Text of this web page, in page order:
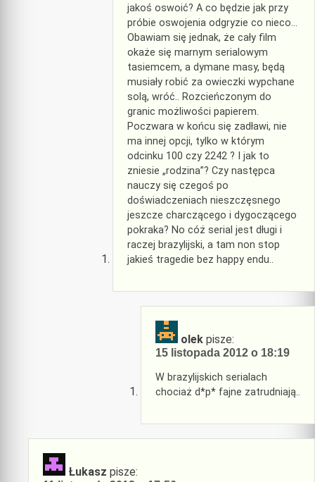
jakoś oswoić? A co będzie jak przy
próbie oswojenia odgryzie co nieco…
Obawiam się jednak, że cały film
okaże się marnym serialowym
tasiemcem, a dymane masy, będą
musiały robić za owieczki wypchane
solą, wróć.. Rozcieńczonym do
granic możliwości papierem.
Poczwara w końcu się zadławi, nie
ma innej opcji, tylko w którym
odcinku 100 czy 2242 ? I jak to
zniesie „rodzina”? Czy następca
nauczy się czegoś po
doświadczeniach nieszczęsnego
jeszcze charczącego i dygoczącego
pokraka? No cóż serial jest długi i
raczej brazylijski, a tam non stop
jakieś tragedie bez happy endu..
olek pisze:
15 listopada 2012 o 18:19
W brazylijskich serialach
chociaż d*p* fajne zatrudniają..
Łukasz pisze: